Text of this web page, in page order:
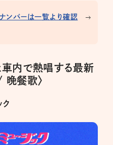
ンバーは一覧より確認
内で熱唱する最新
晩餐歌〉
ク